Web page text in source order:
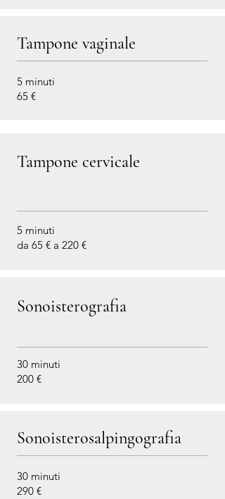
Tampone vaginale
5 minuti
65 €
Tampone cervicale
5 minuti
da 65 € a 220 €
Sonoisterografia
30 minuti
200 €
Sonoisterosalpingografia
30 minuti
290 €